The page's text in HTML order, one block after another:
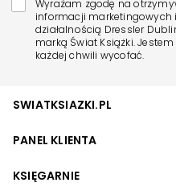
Wyrażam zgodę na
informacji marketingowych
działalnością Dressler
marką Świat Książki.
każdej chwili wycofać.
SWIATKSIAZKI.PL
PANEL KLIENTA
KSIĘGARNIE